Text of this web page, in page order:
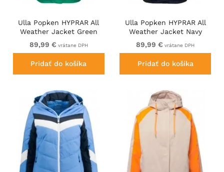
Ulla Popken HYPRAR All
Weather Jacket Green
Emerald
89,99 € vrátane DPH
Pridať do košíka
Ulla Popken HYPRAR All
Weather Jacket Navy
89,99 € vrátane DPH
Pridať do košíka